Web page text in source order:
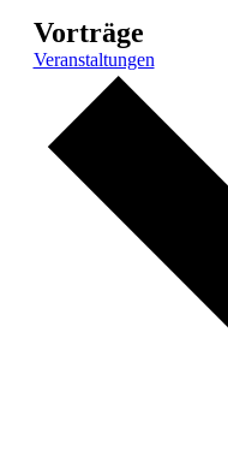
Vorträge
Veranstaltungen